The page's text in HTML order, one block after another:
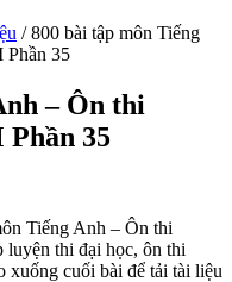
/800 bài tập môn Tiếng
35
– Ôn thi
35
Tiếng Anh – Ôn thi
thi đại học, ôn thi
xuống cuối bài để tải tài liệu